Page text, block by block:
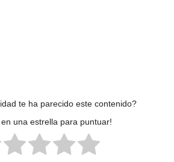
te ha parecido este contenido?
en una estrella para puntuar!